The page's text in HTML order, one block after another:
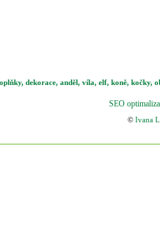
, dekorace, anděl, víla, elf, koně, kočky,
SEO
© Ivana